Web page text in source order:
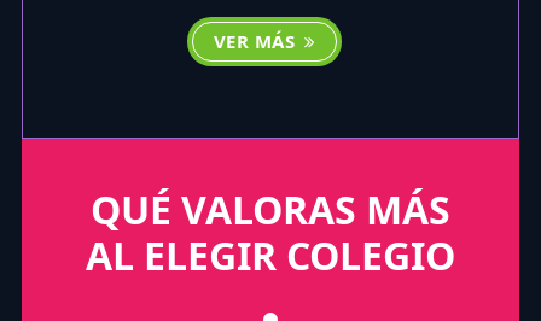
VER MÁS
QUÉ VALORAS MÁS
AL ELEGIR COLEGIO